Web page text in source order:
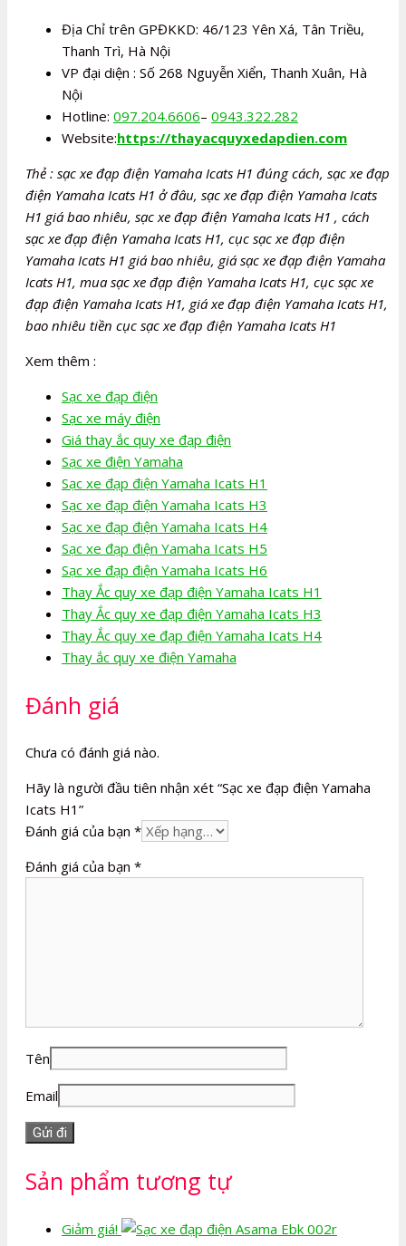
Địa Chỉ trên GPĐKKD: 46/123 Yên Xá, Tân Triều,
Thanh Trì, Hà Nội
VP đại diện : Số 268 Nguyễn Xiển, Thanh Xuân, Hà
Nội
Hotline: 097.204.6606– 0943.322.282
Website:https://thayacquyxedapdien.com
Thẻ : sạc xe đạp điện Yamaha Icats H1 đúng cách, sạc xe đạp
điện Yamaha Icats H1 ở đâu, sạc xe đạp điện Yamaha Icats
H1 giá bao nhiêu, sạc xe đạp điện Yamaha Icats H1 , cách
sạc xe đạp điện Yamaha Icats H1, cục sạc xe đạp điện
Yamaha Icats H1 giá bao nhiêu, giá sạc xe đạp điện Yamaha
Icats H1, mua sạc xe đạp điện Yamaha Icats H1, cục sạc xe
đạp điện Yamaha Icats H1, giá xe đạp điện Yamaha Icats H1,
bao nhiêu tiền cục sạc xe đạp điện Yamaha Icats H1
Xem thêm :
Sạc xe đạp điện
Sạc xe máy điện
Giá thay ắc quy xe đạp điện
Sạc xe điện Yamaha
Sạc xe đạp điện Yamaha Icats H1
Sạc xe đạp điện Yamaha Icats H3
Sạc xe đạp điện Yamaha Icats H4
Sạc xe đạp điện Yamaha Icats H5
Sạc xe đạp điện Yamaha Icats H6
Thay Ắc quy xe đạp điện Yamaha Icats H1
Thay Ắc quy xe đạp điện Yamaha Icats H3
Thay Ắc quy xe đạp điện Yamaha Icats H4
Thay ắc quy xe điện Yamaha
Đánh giá
Chưa có đánh giá nào.
Hãy là người đầu tiên nhận xét “Sạc xe đạp điện Yamaha
Icats H1”
Đánh giá của bạn *
Đánh giá của bạn *
Tên
Email
Sản phẩm tương tự
Giảm giá!